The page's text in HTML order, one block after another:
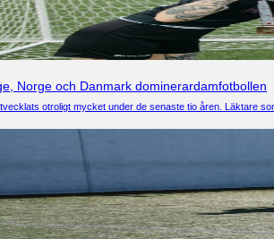
Norge och Danmark dominerardamfotbollen
otroligt mycket under de senaste tio åren. Läktare